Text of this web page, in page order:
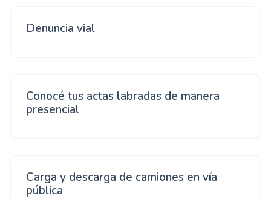
Denuncia vial
Conocé tus actas labradas de manera
presencial
Carga y descarga de camiones en vía
pública